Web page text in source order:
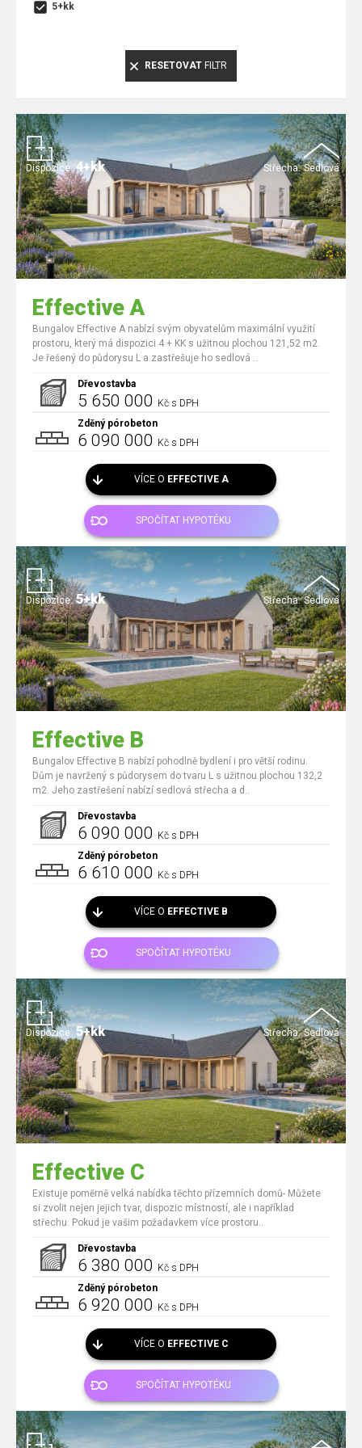
5+kk
RESETOVAT FILTR
Střecha: Sedlová
Dispozice: 4+kk
Effective A
Bungalov Effective A nabízí svým obyvatelům maximální využití
prostoru, který má dispozici 4 + KK s užitnou plochou 121,52 m2.
Je řešený do půdorysu L a zastřešuje ho sedlová ..
Dřevostavba
5 650 000 Kč s DPH
Zděný pórobeton
6 090 000 Kč s DPH
VÍCE O EFFECTIVE A
SPOČÍTAT HYPOTÉKU
Střecha: Sedlová
Dispozice: 5+kk
Effective B
Bungalov Effective B nabízí pohodlně bydlení i pro větší rodinu.
Dům je navržený s půdorysem do tvaru L s užitnou plochou 132,2
m2. Jeho zastřešení nabízí sedlová střecha a d..
Dřevostavba
6 090 000 Kč s DPH
Zděný pórobeton
6 610 000 Kč s DPH
VÍCE O EFFECTIVE B
SPOČÍTAT HYPOTÉKU
Střecha: Sedlová
Dispozice: 5+kk
Effective C
Existuje poměrně velká nabídka těchto přízemních domů- Můžete
si zvolit nejen jejich tvar, dispozic místností, ale i například
střechu. Pokud je vašim požadavkem více prostoru..
Dřevostavba
6 380 000 Kč s DPH
Zděný pórobeton
6 920 000 Kč s DPH
VÍCE O EFFECTIVE C
SPOČÍTAT HYPOTÉKU